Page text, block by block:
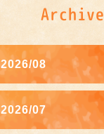
Archive
2026/08
2026/07